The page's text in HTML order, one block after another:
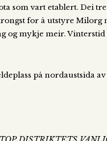
som vart etablert. Dei
for å utstyre Milorg
og mykje meir. Vinterstid
på nordaustsida